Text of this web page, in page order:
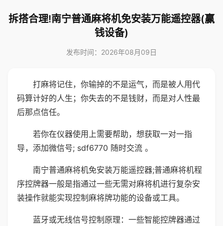
拆搭合理!南宁普通麻将机免安装万能遥控器(赢
钱设备)
发布时间：2026年08月09日
打麻将记住，你输掉的不是运气，而是被人用代
码算计好的人生；你失去的不是钱财，而是对人性最
后那点信任。
若你在仪器使用上需要帮助，想获取一对一指
导，添加微信号; sdf6770 随时交流 。
南宁普通麻将机免安装万能遥控器;普通麻将机程
序控牌器一般是指通过一些无需对麻将机进行复杂安
装操作就能实现控制麻将牌功能的设备或工具。
蓝牙或无线信号控制原理：一些智能控牌器通过